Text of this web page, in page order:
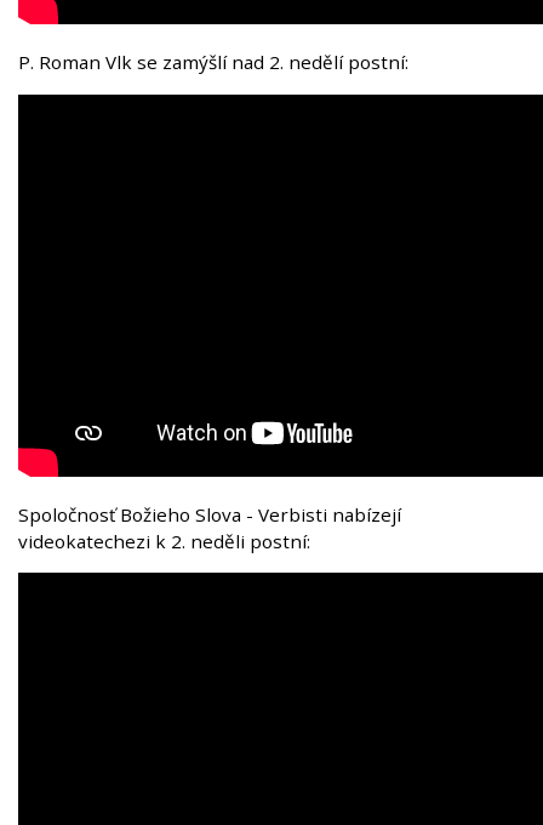
P. Roman Vlk se zamýšlí nad 2. nedělí postní:
Spoločnosť Božieho Slova - Verbisti nabízejí
videokatechezi k 2. neděli postní: